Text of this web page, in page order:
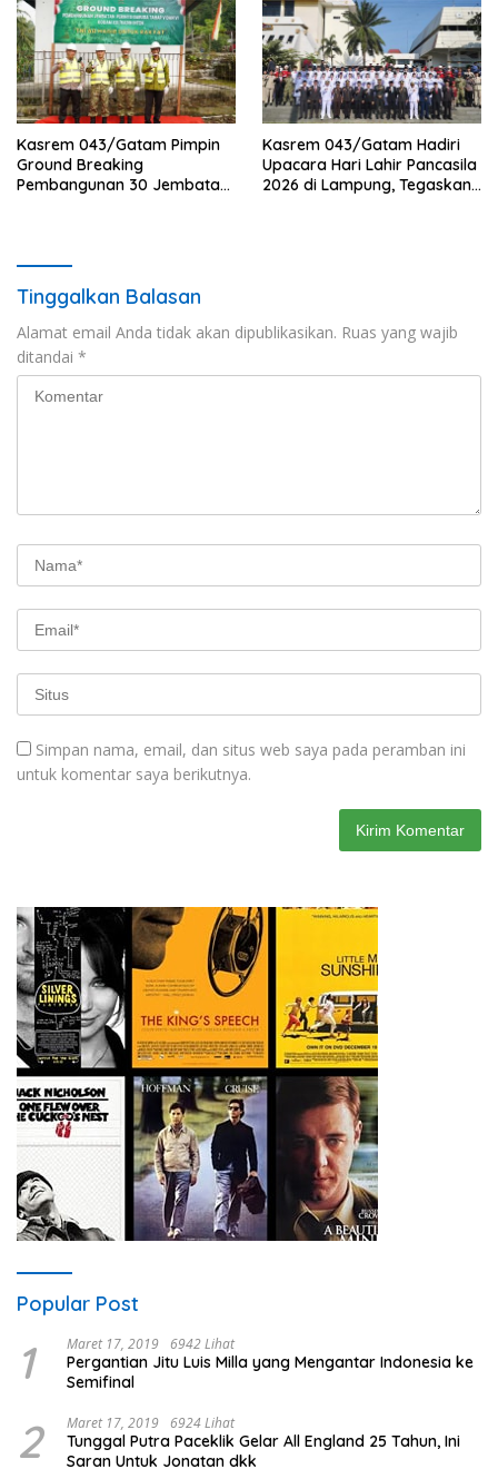
Kasrem 043/Gatam Pimpin
Ground Breaking
Pembangunan 30 Jembatan
Kasrem 043/Gatam Hadiri
Upacara Hari Lahir Pancasila
2026 di Lampung, Tegaskan
Tinggalkan Balasan
Alamat email Anda tidak akan dipublikasikan. Ruas yang wajib
ditandai *
Simpan nama, email, dan situs web saya pada peramban ini
untuk komentar saya berikutnya.
Popular Post
1 Maret 17, 2019 6942 Lihat
Pergantian Jitu Luis Milla yang Mengantar Indonesia ke
Semifinal
2 Maret 17, 2019 6924 Lihat
Tunggal Putra Paceklik Gelar All England 25 Tahun, Ini
Saran Untuk Jonatan dkk